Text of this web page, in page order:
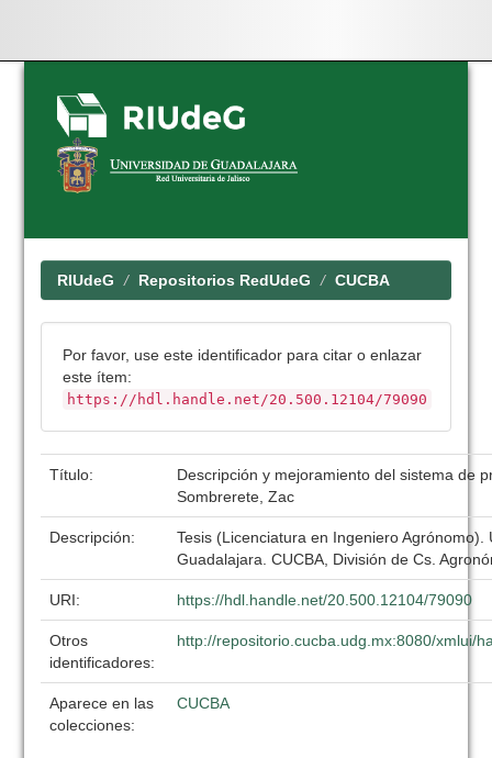
Skip
navigation
RIUdeG Repositorios RedUdeG CUCBA
Por favor, use este identificador para citar o enlazar
este ítem:
https://hdl.handle.net/20.500.12104/79090
Título:
Descripción y mejoramiento del sistema de
Sombrerete, Zac
Descripción:
Tesis (Licenciatura en Ingeniero Agrónomo).
Guadalajara. CUCBA, División de Cs.
URI: https://hdl.handle.net/20.500.12104/79090
Otros
identificadores:
http://repositorio.cucba.udg.mx:8080/xmlui/
Aparece en las
colecciones:
CUCBA